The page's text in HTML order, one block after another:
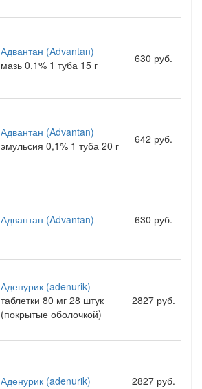
Адвантан (Advantan)
мазь 0,1% 1 туба 15 г
630 руб.
Адвантан (Advantan)
эмульсия 0,1% 1 туба 20 г
642 руб.
Адвантан (Advantan) 630 руб.
Аденурик (adenurik)
таблетки 80 мг 28 штук
(покрытые оболочкой)
2827 руб.
Аденурик (adenurik) 2827 руб.